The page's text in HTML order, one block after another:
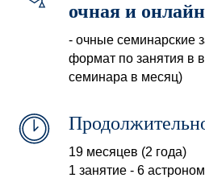
очная и онлайн
- очные семинарские
формат по занятия в
семинара в месяц)
19 месяцев (2 года)
1 занятие - 6